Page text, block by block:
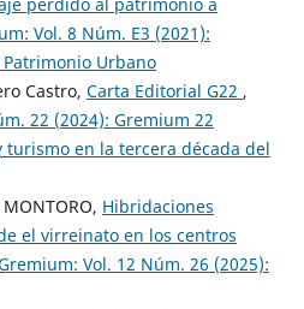
perdido al patrimonio a
Vol. 8 Núm. E3 (2021):
Urbano
Castro, Carta Editorial G22 ,
22 (2024): Gremium 22
turismo en la tercera década del
MONTORO, Hibridaciones
el virreinato en los centros
Vol. 12 Núm. 26 (2025):